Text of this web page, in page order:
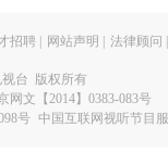
招聘 网站声明 法律顾问
台 版权所有
网文【2014】0383-083号
号 中国互联网视听节目